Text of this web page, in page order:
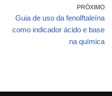
PRÓXIMO
Guia de uso da fenolftaleína
como indicador ácido e base
na química